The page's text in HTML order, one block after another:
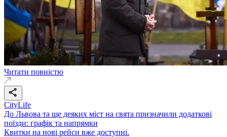
Читати повністю
CityLife
До Львова та ще деяких міст на свята призначили додаткові
поїзди: графік та напрямки
Квитки на нові рейси вже доступні.